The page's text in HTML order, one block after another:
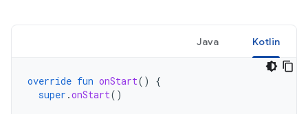
Kotlin
Java
override fun onStart()
{
super .onStart()